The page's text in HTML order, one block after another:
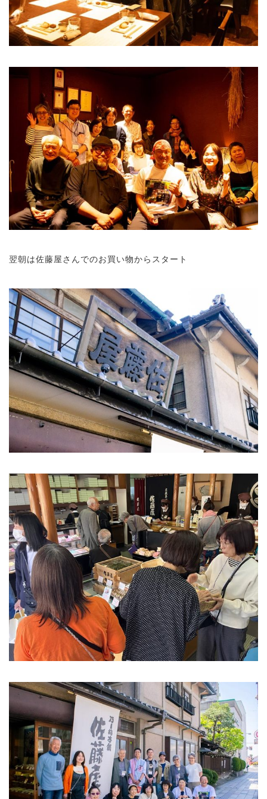
翌朝は佐藤屋さんでのお買い物からスタート